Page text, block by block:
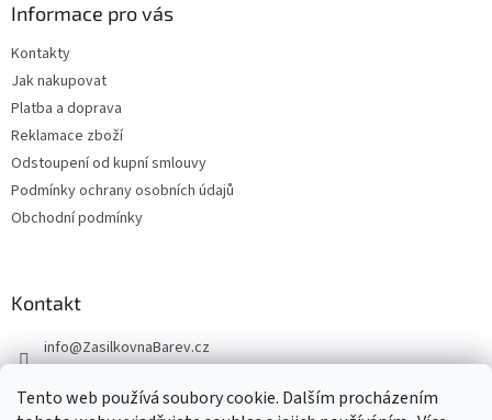
Tento web používá soubory cookie. Dalším procházením
Informace pro vás
Kontakty
Jak nakupovat
Platba a doprava
Reklamace zboží
Odstoupení od kupní smlouvy
Podmínky ochrany osobních údajů
Obchodní podmínky
Kontakt
info@ZasilkovnaBarev.cz